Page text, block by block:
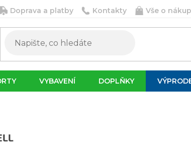
Doprava a platby Kontakty Vše o
VYBAVENÍ DOPLŇKY